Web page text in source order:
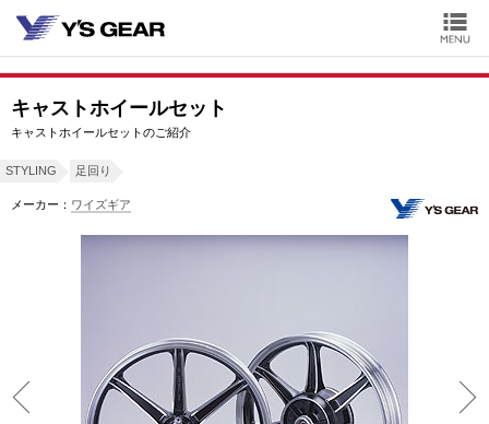
キャストホイールセット
キャストホイールセットのご紹介
STYLING 足回り
メーカー： ワイズギア